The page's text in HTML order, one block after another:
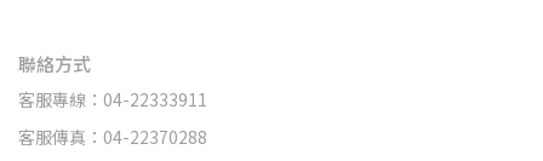
聯絡方式
客服專線：04-22333911
客服傳真：04-22370288